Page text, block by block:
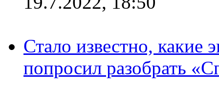
Стало известно, какие
попросил разобрать